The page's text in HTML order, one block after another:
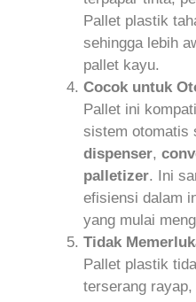
Pallet plastik
sehingga lebih
pallet kayu.
Cocok untuk
Pallet ini
sistem otomatis
dispenser,
palletizer. Ini
efisiensi dalam
yang mulai
Tidak
Pallet plastik
terserang